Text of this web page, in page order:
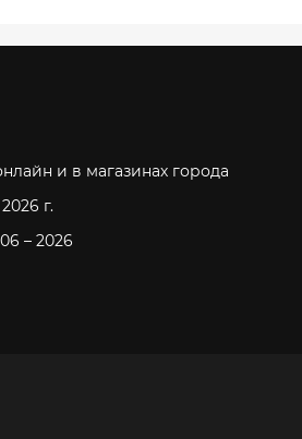
и в магазинах города
г.
– 2026